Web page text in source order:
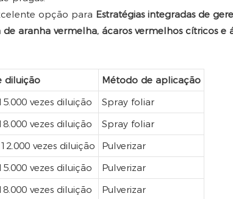
opção para Estratégias integradas de
de aranha vermelha, ácaros vermelhos cítricos
diluição
Método de aplicação
vezes diluição
Spray foliar
vezes diluição
Spray foliar
vezes diluição
Pulverizar
vezes diluição
Pulverizar
vezes diluição
Pulverizar